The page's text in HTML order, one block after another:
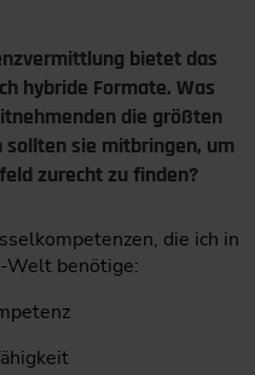
bietet das
hybride Formate. Was
die größten
sie mitbringen, um
zurecht zu finden?
die ich in
Welt benötige: